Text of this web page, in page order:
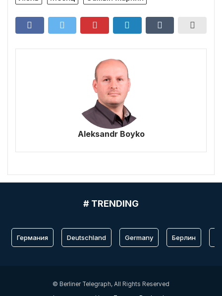
Aleksandr Boyko
# TRENDING
Германия Deutschland Germany Берлин
© Berliner Telegraph, All Rights Reserved